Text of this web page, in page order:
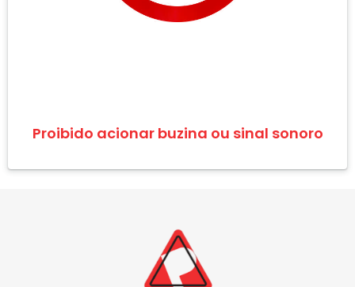
Proibido acionar buzina ou sinal sonoro